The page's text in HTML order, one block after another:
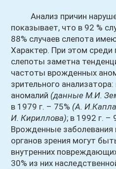
Анализ причин
показывает, что в 92 %
88% случаев слепота
Характер. При этом среди
слепоты заметна
частоты врожденных
зрительного
аномалий (данные М.И.
в 1979 г. – 75% (А.
И. Кириллова); в 1992 г. –
Врожденные заболевания
органов зрения могут
внутренних
30% из них